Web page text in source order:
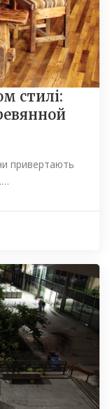
стилі:
привертають